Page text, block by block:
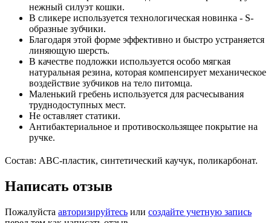
нежный силуэт кошки.
В сликере используется технологическая новинка - S-
образные зубчики.
Благодаря этой форме эффективно и быстро устраняется
линяющую шерсть.
В качестве подложки используется особо мягкая
натуральная резина, которая компенсирует механическое
воздействие зубчиков на тело питомца.
Маленький гребень используется для расчесывания
труднодоступных мест.
Не оставляет статики.
Антибактериальное и противоскользящее покрытие на
ручке.
Состав: ABC-пластик, синтетический каучук, поликарбонат.
Написать отзыв
Пожалуйста авторизируйтесь или создайте учетную запись